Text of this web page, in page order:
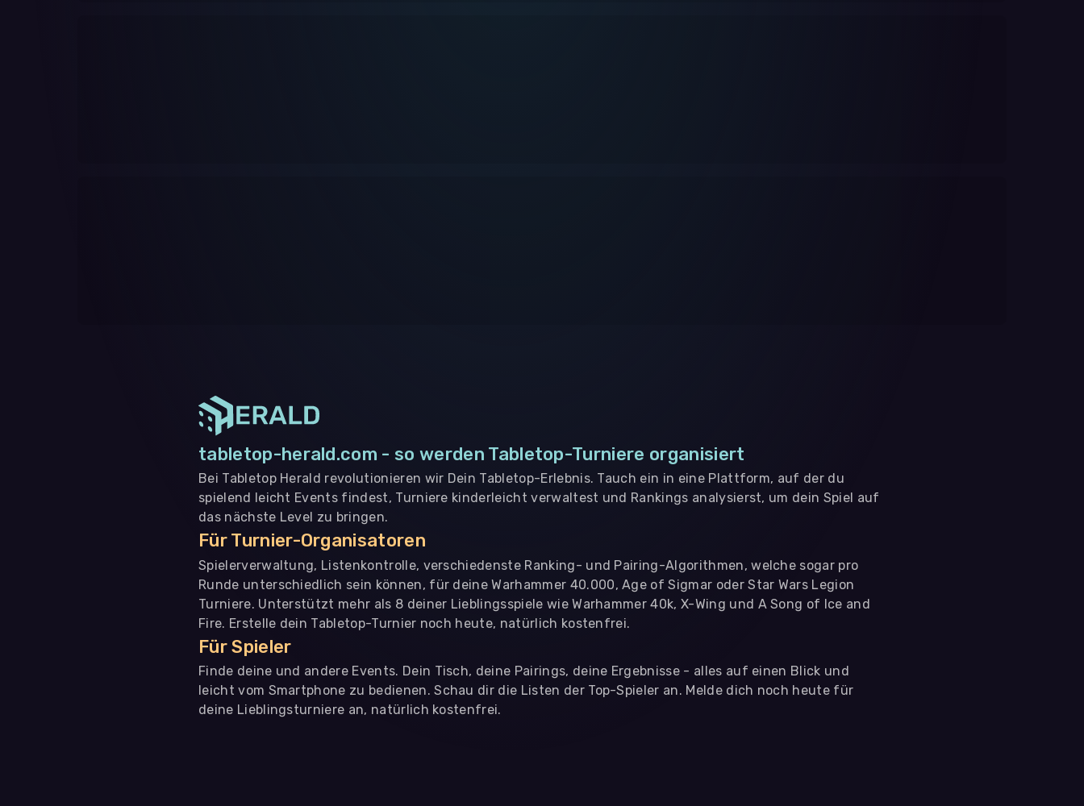
tabletop-herald.com - so werden Tabletop-Turniere organisiert
Bei Tabletop Herald revolutionieren wir Dein Tabletop-Erlebnis. Tauch ein in eine Plattform, auf der du
spielend leicht Events findest, Turniere kinderleicht verwaltest und Rankings analysierst, um dein Spiel auf
das nächste Level zu bringen.
Für Turnier-Organisatoren
Spielerverwaltung, Listenkontrolle, verschiedenste Ranking- und Pairing-Algorithmen, welche sogar pro
Runde unterschiedlich sein können, für deine Warhammer 40.000, Age of Sigmar oder Star Wars Legion
Turniere. Unterstützt mehr als 8 deiner Lieblingsspiele wie Warhammer 40k, X-Wing und A Song of Ice and
Fire. Erstelle dein Tabletop-Turnier noch heute, natürlich kostenfrei.
Für Spieler
Finde deine und andere Events. Dein Tisch, deine Pairings, deine Ergebnisse - alles auf einen Blick und
leicht vom Smartphone zu bedienen. Schau dir die Listen der Top-Spieler an. Melde dich noch heute für
deine Lieblingsturniere an, natürlich kostenfrei.